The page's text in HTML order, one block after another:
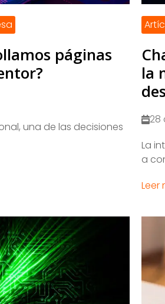
páginas
una de las decisiones
la
28
La
a
Leer